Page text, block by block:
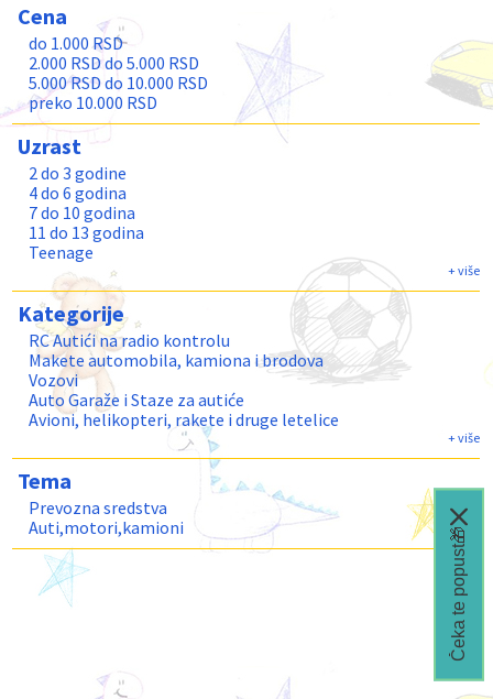
Cena
do 1.000 RSD
2.000 RSD do 5.000 RSD
5.000 RSD do 10.000 RSD
preko 10.000 RSD
Uzrast
2 do 3 godine
4 do 6 godina
7 do 10 godina
11 do 13 godina
Teenage
Odrasli
+ više
Kategorije
RC Autići na radio kontrolu
Makete automobila, kamiona i brodova
Vozovi
Auto Garaže i Staze za autiće
Avioni, helikopteri, rakete i druge letelice
Autići, motori i razni setovi
Figure i setovi
Traktori, Kamioni, Građevinske mašine
+ više
Tema
Prevozna sredstva
Auti,motori,kamioni
Čeka te popust🎁